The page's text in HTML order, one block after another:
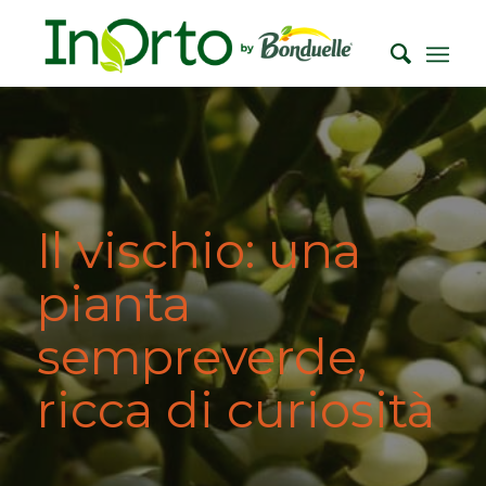
Il vischio: una
pianta
sempreverde,
ricca di curiosità